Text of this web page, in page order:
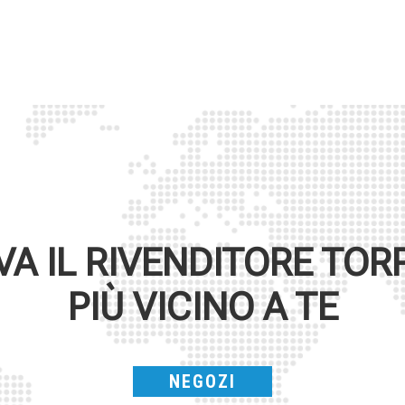
IL RIVENDITORE
PIÙ VICINO A TE
NEGOZI